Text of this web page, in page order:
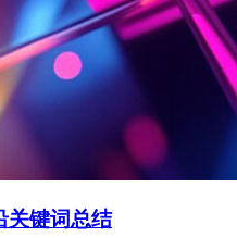
关键词总结